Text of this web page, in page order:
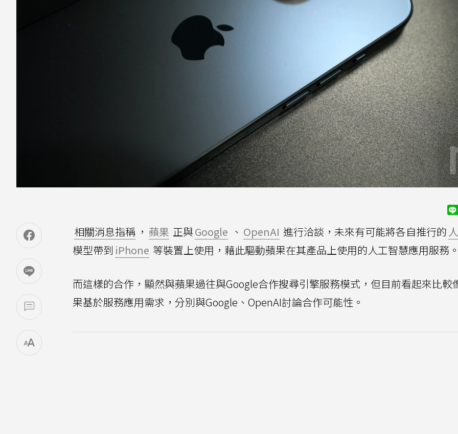
相關消息指稱 ， 蘋果 正與Google 、 OpenAI 進行洽談，未來有可能將各自推行的
模型帶到 iPhone 等裝置上使用，藉此驅動蘋果在其產品上使用的人工智慧應用服務。
而這樣的合作，顯然與蘋果過往與Google合作搜尋引擎服務模式，但目前看起來比較
果基於服務應用需求，分別與Google、OpenAI討論合作可能性。